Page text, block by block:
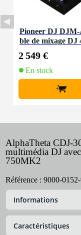
Pioneer DJ DJM-
ble de mixage DJ
2 549 €
En stock
+
AlphaTheta CDJ-
multimédia DJ
750MK2
Référence : 9000-
Informations
Caractéristiques